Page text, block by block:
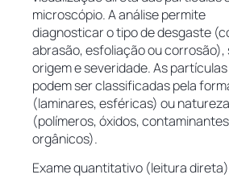
microscópio. A análise permite
diagnosticar o tipo de desgaste
abrasão, esfoliação ou corrosão),
origem e severidade. As partículas
podem ser classificadas pela
(laminares, esféricas) ou natureza
(polímeros, óxidos, contaminantes
orgânicos).
Exame quantitativo (leitura